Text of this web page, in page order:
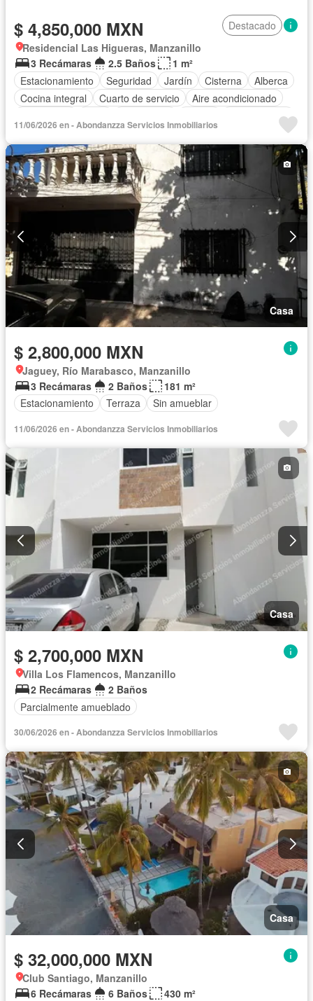
$ 4,850,000 MXN
Destacado
Residencial Las Higueras, Manzanillo
3 Recámaras
2.5 Baños
1 m²
Estacionamiento
Seguridad Jardín Cisterna
Alberca
Cocina integral
Cuarto de servicio
Aire acondicionado
Zonas verdes
Recámara con closet
Caseta de vigilancia Sin amueblar
11/06/2026 en - Abondanzza Servicios Inmobiliarios
Casa
$ 2,800,000 MXN
Jaguey, Río Marabasco, Manzanillo
3 Recámaras
2 Baños
181 m²
Estacionamiento
Terraza Sin amueblar
11/06/2026 en - Abondanzza Servicios Inmobiliarios
Casa
$ 2,700,000 MXN
Villa Los Flamencos, Manzanillo
2 Recámaras
2 Baños
Parcialmente amueblado
30/06/2026 en - Abondanzza Servicios Inmobiliarios
Casa
$ 32,000,000 MXN
Club Santiago, Manzanillo
6 Recámaras
6 Baños
430 m²